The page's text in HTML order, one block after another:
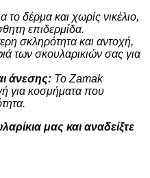
το δέρμα και χωρίς νικέλιο,
επιδερμίδα.
σκληρότητα και αντοχή,
των σκουλαρικιών σας για
άνεσης: Το Zamak
για κοσμήματα που
μας και αναδείξτε